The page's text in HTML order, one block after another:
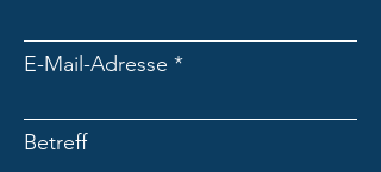
E-Mail-Adresse
Betreff